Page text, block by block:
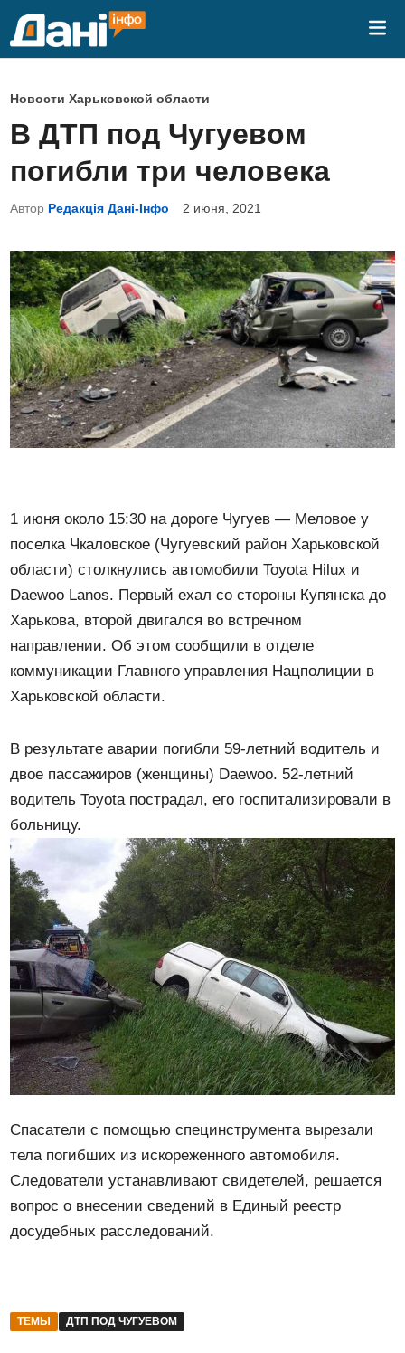
О
п
у
б
к
о
в
а
н
о
в
Новости Харьковской области
В ДТП под Чугуевом
погибли три человека
Автор Редакція Дані-Інфо 2 июня, 2021
1 июня около 15:30 на дороге Чугуев — Меловое у
поселка Чкаловское (Чугуевский район Харьковской
области) столкнулись автомобили Toyota Hilux и
Daewoo Lanos. Первый ехал со стороны Купянска до
Харькова, второй двигался во встречном
направлении. Об этом сообщили в отделе
коммуникации Главного управления Нацполиции в
Харьковской области.
В результате аварии погибли 59-летний водитель и
двое пассажиров (женщины) Daewoo. 52-летний
водитель Toyota пострадал, его госпитализировали в
больницу.
Спасатели с помощью специнструмента вырезали
тела погибших из искореженного автомобиля.
Следователи устанавливают свидетелей, решается
вопрос о внесении сведений в Единый реестр
досудебных расследований.
ТЕМЫ ДТП ПОД ЧУГУЕВОМ